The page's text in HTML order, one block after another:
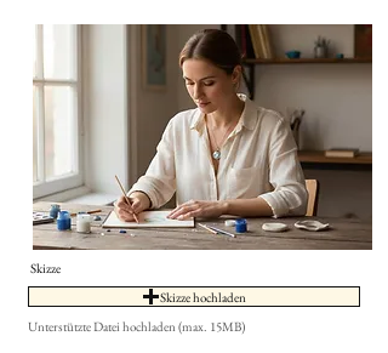
Skizze
Skizze hochladen
Unterstützte Datei hochladen (max. 15MB)